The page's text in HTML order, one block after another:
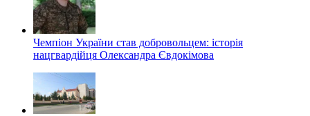
Чемпіон України став добровольцем: історія
нацгвардійця Олександра Євдокімова